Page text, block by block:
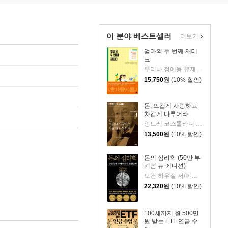
이 분야 베스트셀러
엄마의 두 번째 재테
크
우리나,정예용,유재숙,양지인,손효영,최미영,조민주,이진현,차미숙,서미숙 저
15,750원 (10% 할인)
돈, 뜨겁게 사랑하고
차갑게 다루어라
앙드레 코스톨라니 저/한윤진 역
13,500원 (10% 할인)
돈의 심리학 (50만 부
기념 뉴 에디션)
22,320원 (10% 할인)
100세까지 월 500만
원 받는 ETF 연금 수
더보기